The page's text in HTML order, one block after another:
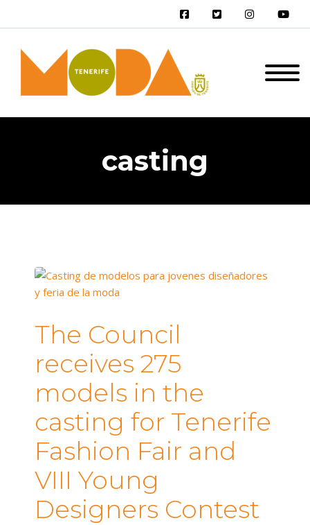
casting
The Council
receives 275
models in the
casting for Tenerife
Fashion Fair and
VIII Young
Designers Contest